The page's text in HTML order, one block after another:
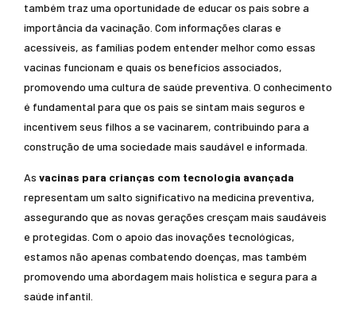
também traz uma oportunidade de educar os pais sobre a
importância da vacinação. Com informações claras e
acessíveis, as famílias podem entender melhor como essas
vacinas funcionam e quais os benefícios associados,
promovendo uma cultura de saúde preventiva. O conhecimento
é fundamental para que os pais se sintam mais seguros e
incentivem seus filhos a se vacinarem, contribuindo para a
construção de uma sociedade mais saudável e informada.
As vacinas para crianças com tecnologia avançada
representam um salto significativo na medicina preventiva,
assegurando que as novas gerações cresçam mais saudáveis
e protegidas. Com o apoio das inovações tecnológicas,
estamos não apenas combatendo doenças, mas também
promovendo uma abordagem mais holística e segura para a
saúde infantil.